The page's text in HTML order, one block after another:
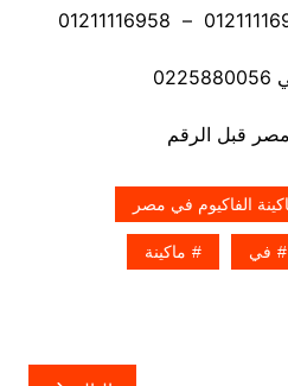
الفاكيوم في مصر
في ماكينة